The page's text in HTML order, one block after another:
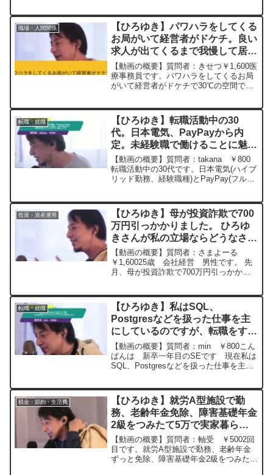
も何度が行かなくてはならないようで車
の運転が必須...
職場・人間関係
【ひろゆき】パワハラをしてくる
お局がいて経営者がドケチ。良い
求人が出てくるまで我慢して居続
けた方がいいか、別の職種に転職
した方がいいでしょうか？ー ひ
ろゆき切り抜き 20230728
【動画の概要】質問者：きせつ￥1,600医
療事務員です。パワハラをしてくるお局
がいて経営者がドケチで30℃の空間で働
まで我慢して居続けた方がいいか、別の
職種に転職した方...
転職・就職
【ひろゆき】転職活動中の30
代。日本電気、PayPayから内
定。未経験職で働けることに魅
力。ひろゆきさんの意見を聞かせ
ていただけたら嬉しいですーひろ
ゆき切り抜き 20250625
【動画の概要】質問者：takana ￥800
転職活動中の30代です。日本電気(ハイブ
リッド勤務、経験職種)とPayPay(フルリ
魅力を感じてますが、日本電気の方が年
収...
投資・資産運用
【ひろゆき】母が投資詐欺で700
万円引っかかりました。 ひろゆ
きさんが私の立場ならどうなさい
ますか？ー ひろゆき切り抜き
20230728
【動画の概要】質問者：さまよーる
￥1,60025歳 会社経営 男性です。 先
月、母が投資詐欺で700万円引っかかり
で、生活は何とでもなりますが、お金少
しでも取り返す...
転職・就職
【ひろゆき】私はSQL、
Postgresなどを扱った仕事を主
にしているのですが、転職をする
べきか、今の技術を深めてデータ
サイエンティストなどを目指すべ
きかー ひろゆき切り抜き
【動画の概要】質問者：min ￥800こん
ばんは 新卒一年目のSEです 現在私は
SQL、Postgresなどを扱った仕事を主に
どを主体的に仕事）をするべきか、今の
技...
税金・節約・生活費
【ひろゆき】就労A型施設で勤
務、老齢年金免除、障害基礎年金
2級をつみたて5万で実家暮ら
し。年収の壁がなくなったら、親
の扶養に入れる？ー ひろゆき切
り抜き 20241127
【動画の概要】質問者：軸受 ￥5002回
目です。就労A型施設で勤務、老齢年金
ずっと免除、障害基礎年金2級をつみたて